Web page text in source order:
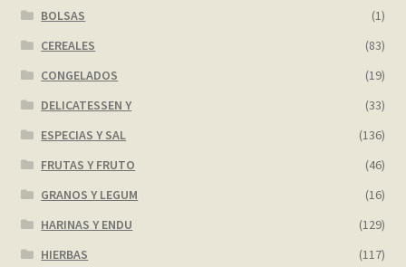
BOLSAS
(1)
CEREALES
(83)
CONGELADOS
(19)
DELICATESSEN Y
(33)
ESPECIAS Y SAL
(136)
FRUTAS Y FRUTO
(46)
GRANOS Y LEGUM
(16)
HARINAS Y ENDU
(129)
HIERBAS
(117)